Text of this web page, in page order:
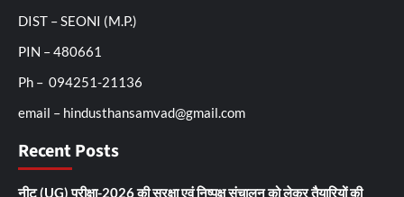
DIST – SEONI (M.P.)
PIN – 480661
Ph – 094251-21136
email – hindusthansamvad@gmail.com
Recent Posts
नीट (UG) परीक्षा-2026 की सुरक्षा एवं निष्पक्ष संचालन को लेकर तैयारियों की